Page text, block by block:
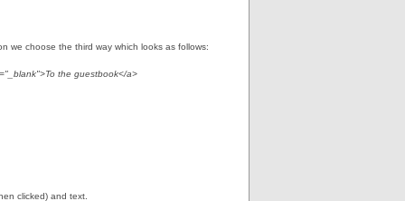
we choose the third way which looks as follows:
the guestbook</a>
clicked) and text.